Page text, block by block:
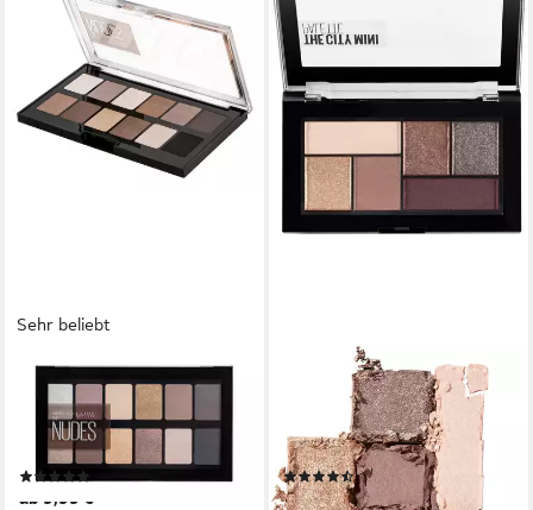
Sehr beliebt
MAYBELLINE NEW YORK
Lidschatten-Palette THE
NUDES, mit warmen
Erdtönen
(509)
ab 9,99 €
MAYBELLINE NEW YORK
Lidschatten-Palette THE CITY
MINI, mit verschiedenen
Nuancen
(85)
7,99 €